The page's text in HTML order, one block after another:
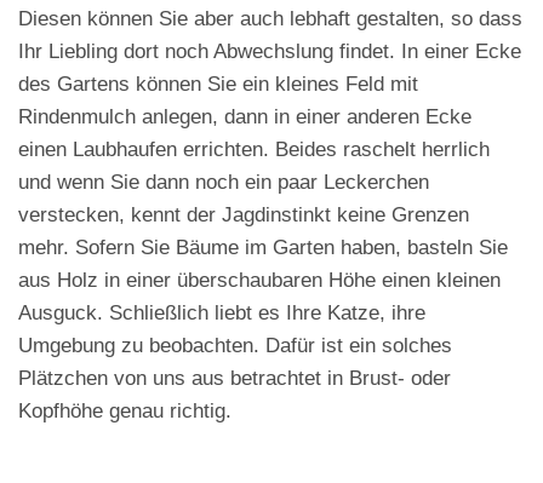
Diesen können Sie aber auch lebhaft gestalten, so dass
Ihr Liebling dort noch Abwechslung findet. In einer Ecke
des Gartens können Sie ein kleines Feld mit
Rindenmulch anlegen, dann in einer anderen Ecke
einen Laubhaufen errichten. Beides raschelt herrlich
und wenn Sie dann noch ein paar Leckerchen
verstecken, kennt der Jagdinstinkt keine Grenzen
mehr. Sofern Sie Bäume im Garten haben, basteln Sie
aus Holz in einer überschaubaren Höhe einen kleinen
Ausguck. Schließlich liebt es Ihre Katze, ihre
Umgebung zu beobachten. Dafür ist ein solches
Plätzchen von uns aus betrachtet in Brust- oder
Kopfhöhe genau richtig.